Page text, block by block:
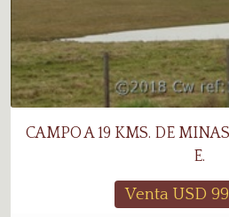
CAMPO A 19 KMS. DE
E.
Venta USD